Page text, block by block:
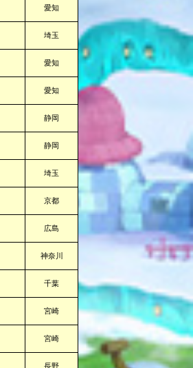
愛知
埼玉
愛知
愛知
静岡
静岡
埼玉
京都
広島
神奈川
千葉
宮崎
宮崎
長野